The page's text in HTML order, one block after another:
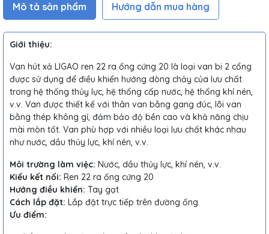
Mô tả sản phẩm Hướng dẫn mua hàng
Giới thiệu:
Van hút xả LIGAO ren 22 ra ống cứng 20 là loại van bi 2 cổng
được sử dụng để điều khiển hướng dòng chảy của lưu chất
trong hệ thống thủy lực, hệ thống cấp nước, hệ thống khí nén,
v.v. Van được thiết kế với thân van bằng gang đúc, lõi van
bằng thép không gỉ, đảm bảo độ bền cao và khả năng chịu
mài mòn tốt. Van phù hợp với nhiều loại lưu chất khác nhau
như nước, dầu thủy lực, khí nén, v.v.
Môi trường làm việc: Nước, dầu thủy lực, khí nén, v.v.
Kiểu kết nối: Ren 22 ra ống cứng 20
Hướng điều khiển: Tay gạt
Cách lắp đặt: Lắp đặt trực tiếp trên đường ống
Ưu điểm: